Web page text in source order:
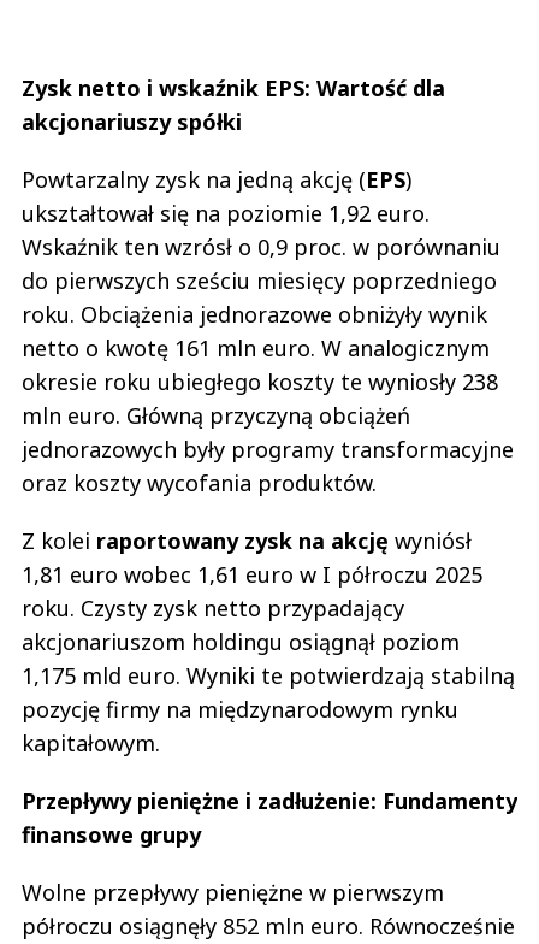
Zysk netto i wskaźnik EPS: Wartość dla
akcjonariuszy spółki
Powtarzalny zysk na jedną akcję (EPS)
ukształtował się na poziomie 1,92 euro.
Wskaźnik ten wzrósł o 0,9 proc. w porównaniu
do pierwszych sześciu miesięcy poprzedniego
roku. Obciążenia jednorazowe obniżyły wynik
netto o kwotę 161 mln euro. W analogicznym
okresie roku ubiegłego koszty te wyniosły 238
mln euro. Główną przyczyną obciążeń
jednorazowych były programy transformacyjne
oraz koszty wycofania produktów.
Z kolei raportowany zysk na akcję wyniósł
1,81 euro wobec 1,61 euro w I półroczu 2025
roku. Czysty zysk netto przypadający
akcjonariuszom holdingu osiągnął poziom
1,175 mld euro. Wyniki te potwierdzają stabilną
pozycję firmy na międzynarodowym rynku
kapitałowym.
Przepływy pieniężne i zadłużenie: Fundamenty
finansowe grupy
Wolne przepływy pieniężne w pierwszym
półroczu osiągnęły 852 mln euro. Równocześnie